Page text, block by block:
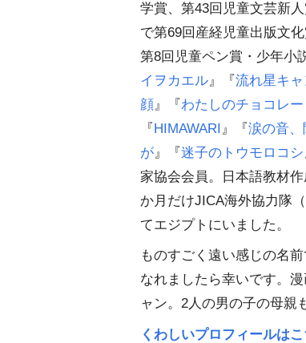
学賞、第43回児童文芸新
で第69回産経児童出版文化
第8回児童ペン賞・少年小
イヲカエル』『流れ星キ
顔』『わたしのチョコレ
『HIMAWARI』『涙の音
が』『迷子のトウモロコシ
家協会会員。日本語教材
か月だけJICA海外協力隊
てエジプトにいました。
ものすごく遠い感じの名
なれましたら幸いです。
ャン。2人の男の子の母親
くわしいプロフィールはこ